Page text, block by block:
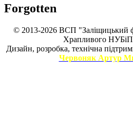
Forgotten
© 2013-2026 ВСП "Заліщицький
Храпливого
Дизайн, розробка, технічна
Червоняк Артур